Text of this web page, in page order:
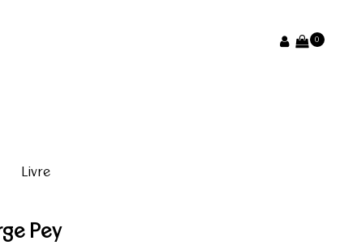
0
Livre
Pey